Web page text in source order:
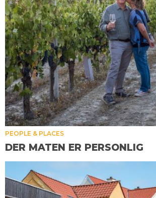
PEOPLE & PLACES
DER MATEN ER PERSONLIG